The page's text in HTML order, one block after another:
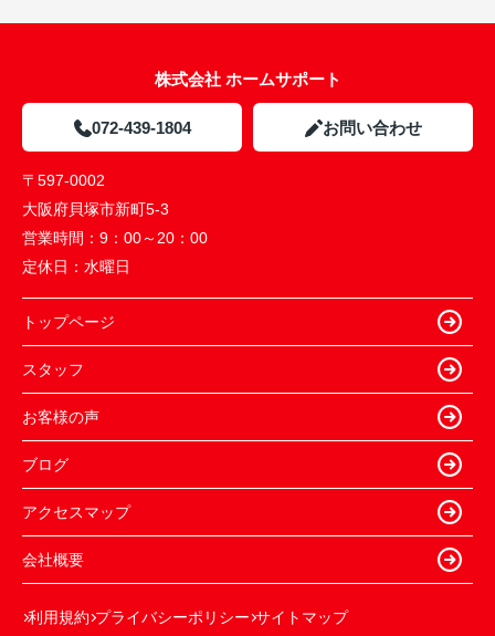
株式会社 ホームサポート
072-439-1804 お問い合わせ
〒597-0002
大阪府貝塚市新町5-3
営業時間： 9：00～20：00
定休日： 水曜日
トップページ
スタッフ
お客様の声
ブログ
アクセスマップ
会社概要
利用規約 プライバシーポリシー サイトマップ